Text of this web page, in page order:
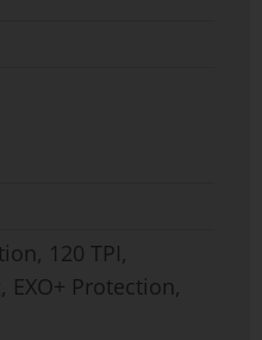
120 TPI,
Protection,